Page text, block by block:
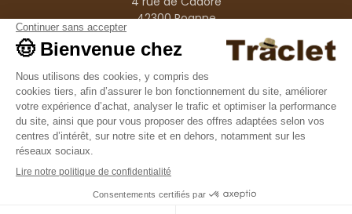
42300 Roanne
Produits
Nos marques
Informations